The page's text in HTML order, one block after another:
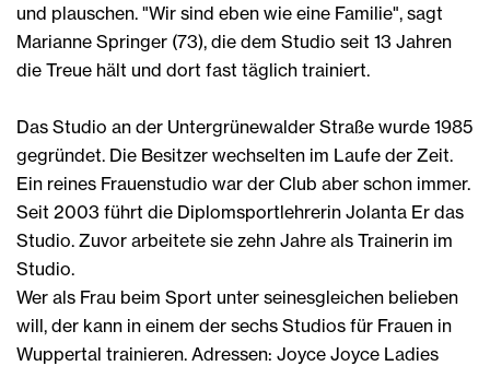
und plauschen. "Wir sind eben wie eine Familie", sagt
Marianne Springer (73), die dem Studio seit 13 Jahren
die Treue hält und dort fast täglich trainiert.
Das Studio an der Untergrünewalder Straße wurde 1985
gegründet. Die Besitzer wechselten im Laufe der Zeit.
Ein reines Frauenstudio war der Club aber schon immer.
Seit 2003 führt die Diplomsportlehrerin Jolanta Er das
Studio. Zuvor arbeitete sie zehn Jahre als Trainerin im
Studio.
Wer als Frau beim Sport unter seinesgleichen belieben
will, der kann in einem der sechs Studios für Frauen in
Wuppertal trainieren. Adressen: Joyce Joyce Ladies